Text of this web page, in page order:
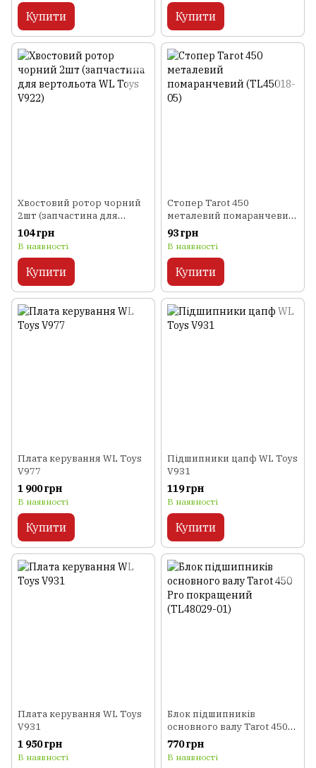
Купити Купити
Хвостовий ротор чорний
2шт (запчастина для
вертольота WL Toys V922)
104 грн
В наявності
Купити
Стопер Tarot 450
металевий помаранчевий
(TL45018-05)
93 грн
В наявності
Купити
Плата керування WL Toys
V977
1 900 грн
В наявності
Купити
Підшипники цапф WL Toys
V931
119 грн
В наявності
Купити
Плата керування WL Toys
V931
1 950 грн
В наявності
Блок підшипників
основного валу Tarot 450
Pro покращений (TL48029-
01)
770 грн
В наявності